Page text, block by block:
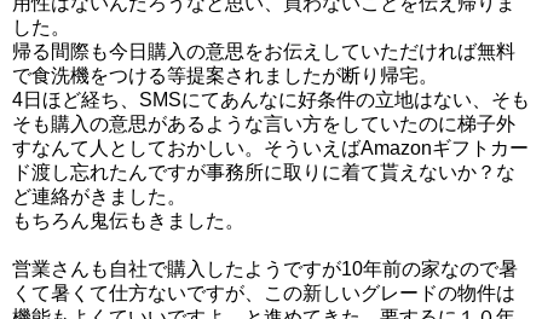
した。
帰る間際も今日購入の意思をお伝えしていただければ無料
で食洗機をつける等提案されましたが断り帰宅。
4日ほど経ち、SMSにてあんなに好条件の立地はない、そも
そも購入の意思があるような言い方をしていたのに梯子外
すなんて人としておかしい。そういえばAmazonギフトカー
ド渡し忘れたんですが事務所に取りに着て貰えないか？な
ど連絡がきました。
もちろん鬼伝もきました。
営業さんも自社で購入したようですが10年前の家なので暑
くて暑くて仕方ないですが、この新しいグレードの物件は